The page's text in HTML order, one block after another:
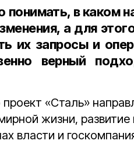
понимать, в каком
а для
их запросы и
верный
«Сталь»
жизни,
власти и